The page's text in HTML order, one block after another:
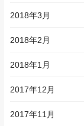
2018年3月
2018年2月
2018年1月
2017年12月
2017年11月